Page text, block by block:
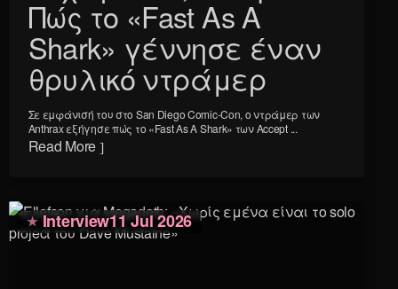
Πώς το «Fast As A
Shark» γέννησε έναν
θρυλικό ντράμερ
Σε εμφάνισή του στο San Diego Comic-Con, ο ντράμερ των
Anthrax εξήγησε πώς το «Fast As A Shark» των Accept ...
Read More
Interview11 Jul 2026